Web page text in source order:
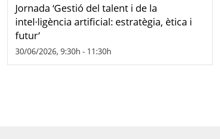
Jornada ‘Gestió del talent i de la
intel·ligència artificial: estratègia, ètica i
futur’
30/06/2026, 9:30h - 11:30h